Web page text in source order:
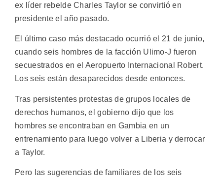
ex líder rebelde Charles Taylor se convirtió en
presidente el año pasado.
El último caso más destacado ocurrió el 21 de junio,
cuando seis hombres de la facción Ulimo-J fueron
secuestrados en el Aeropuerto Internacional Robert.
Los seis están desaparecidos desde entonces.
Tras persistentes protestas de grupos locales de
derechos humanos, el gobierno dijo que los
hombres se encontraban en Gambia en un
entrenamiento para luego volver a Liberia y derrocar
a Taylor.
Pero las sugerencias de familiares de los seis